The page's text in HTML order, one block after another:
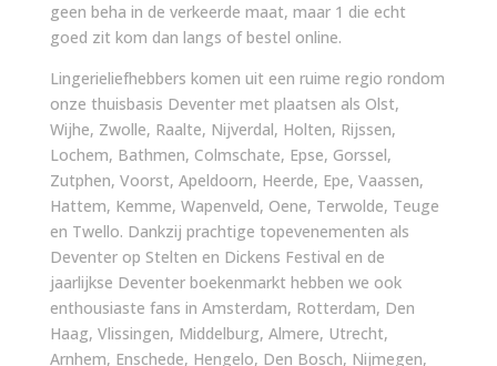
geen beha in de verkeerde maat, maar 1 die echt
goed zit kom dan langs of bestel online.
Lingerieliefhebbers komen uit een ruime regio rondom
onze thuisbasis Deventer met plaatsen als Olst,
Wijhe, Zwolle, Raalte, Nijverdal, Holten, Rijssen,
Lochem, Bathmen, Colmschate, Epse, Gorssel,
Zutphen, Voorst, Apeldoorn, Heerde, Epe, Vaassen,
Hattem, Kemme, Wapenveld, Oene, Terwolde, Teuge
en Twello. Dankzij prachtige topevenementen als
Deventer op Stelten en Dickens Festival en de
jaarlijkse Deventer boekenmarkt hebben we ook
enthousiaste fans in Amsterdam, Rotterdam, Den
Haag, Vlissingen, Middelburg, Almere, Utrecht,
Arnhem, Enschede, Hengelo, Den Bosch, Nijmegen,